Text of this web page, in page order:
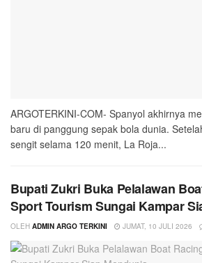
ARGOTERKINI-COM- Spanyol akhirnya
baru di panggung sepak bola dunia.
sengit selama 120 menit, La Roja...
Bupati Zukri Buka Pelalawan
Sport Tourism Sungai Kampar
OLEH ADMIN ARGO TERKINI JUMAT, 10 JULI 2026